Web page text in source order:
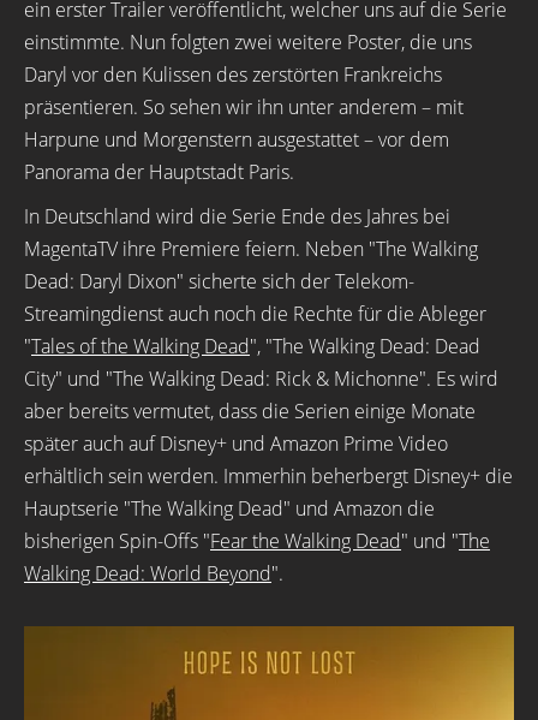
ein erster Trailer veröffentlicht, welcher uns auf die Serie
einstimmte. Nun folgten zwei weitere Poster, die uns
Daryl vor den Kulissen des zerstörten Frankreichs
präsentieren. So sehen wir ihn unter anderem – mit
Harpune und Morgenstern ausgestattet – vor dem
Panorama der Hauptstadt Paris.
In Deutschland wird die Serie Ende des Jahres bei
MagentaTV ihre Premiere feiern. Neben "The Walking
Dead: Daryl Dixon" sicherte sich der Telekom-
Streamingdienst auch noch die Rechte für die Ableger
"Tales of the Walking Dead", "The Walking Dead: Dead
City" und "The Walking Dead: Rick & Michonne". Es wird
aber bereits vermutet, dass die Serien einige Monate
später auch auf Disney+ und Amazon Prime Video
erhältlich sein werden. Immerhin beherbergt Disney+ die
Hauptserie "The Walking Dead" und Amazon die
bisherigen Spin-Offs "Fear the Walking Dead" und "The
Walking Dead: World Beyond".